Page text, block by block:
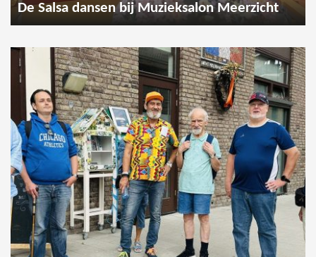
De Salsa dansen bij Muzieksalon Meerzicht